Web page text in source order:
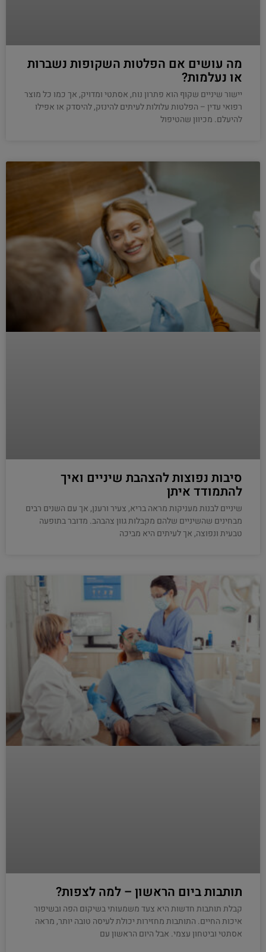
מה עושים אם הפלטות השקופות נשברות
או נעלמות?
יישור שיניים שקוף הוא פתרון נוח, אסתטי ומדויק, אך כמו כל מוצר
רפואי עדין – הפלטות עלולות לעיתים להינזק, להיסדק או אפילו
להיעלם. מכיוון שהטיפול
סיבות נפוצות להצהבת שיניים ואיך
להתמודד איתן
שיניים לבנות מעניקות מראה בריא, צעיר ורענן, אך עם השנים רבים
מבחינים שהשיניים שלהם מקבלות גוון צהבהב. מדובר בתופעה
טבעית ונפוצה, אך לעיתים היא מביכה
תותבות ביום הראשון – למה לצפות?
קבלת תותבות חדשות היא צעד משמעותי בשיקום הפה ובשיפור
איכות החיים. התותבות מחזירות יכולת לעיסה טובה יותר, מראה
אסתטי וביטחון עצמי. אבל היום הראשון עם